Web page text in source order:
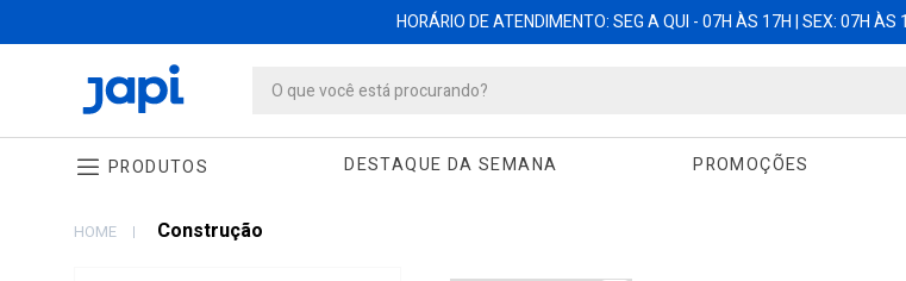
HORÁRIO DE ATENDIMENTO: SEG A QUI - 07H ÀS 17H | SEX: 07H
PRODUTOS DESTAQUE DA SEMANA PROMOÇÕES
HOME Construção